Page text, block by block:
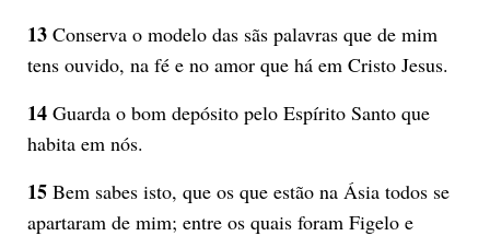
13Conserva o modelo das sãs palavras que de mim
tens ouvido, na fé e no amor que há em Cristo Jesus.
14Guarda o bom depósito pelo Espírito Santo que
habita em nós.
15Bem sabes isto, que os que estão na Ásia todos se
apartaram de mim; entre os quais foram Figelo e